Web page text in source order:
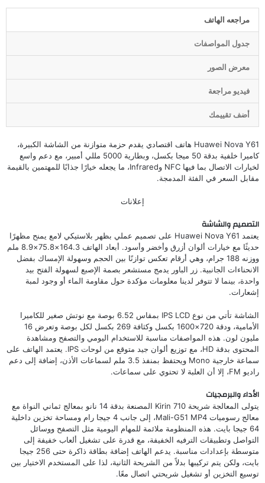
مراجعه الهاتف
جدول المواصفات
معرض الصور
فيديو مراجعة
أضف تقييمك
Huawei Nova Y61 هاتف اقتصادي يقدم حزمة متوازنة من الشاشة الكبيرة،
كاميرا خلفية بدقة 50 ميجا بكسل، وبطارية 5000 مللي أمبير، مع دعم واسع
لخيارات الاتصال بما فيها NFC وInfrared، ما يجعله خيارًا جذابًا للمهتمين بالقيمة
مقابل السعر في الفئة المدمجة.
إعلانات
التصميم والشاشة
يعتمد Huawei Nova Y61 على تصميم عملي بظهر بلاستيكي لامع يمنح مظهرًا
حديثًا مع خيارات ألوان أزرق وأخضر وأسود. أبعاد الهاتف 164.3×75.8×8.9 ملم
ووزنه 188 جرام، وهي أرقام تعكس توازنًا بين الحجم وسهولة الإمساك بفضل
الانحناءات الجانبية. زر الباور يدمج مستشعر بصمة الإصبع لسهولة الفتح بيد
واحدة، بينما لا تتوفر لدينا معلومات مؤكدة حول مقاومة الماء أو وجود لمبة
إشعارات.
الشاشة تأتي من نوع IPS LCD بمقاس 6.52 بوصة مع نوتش صغير للكاميرا
الأمامية، ودقة 720×1600 بكسل وكثافة 269 بكسل لكل بوصة وتعرض 16
مليون لون. هذه المواصفات مناسبة للاستخدام اليومي والتصفح ومشاهدة
المحتوى بدقة HD، مع توزيع ألوان جيد متوقع من لوحات IPS. يعتمد الهاتف على
سماعة خارجية Mono ويحتفظ بمنفذ 3.5 ملم لسماعات الأذن، إضافة إلى دعم
راديو FM، إلا أن العلبة لا تحتوي على سماعات.
الأداء والبرمجيات
يتولى المعالجة شريحة Kirin 710 المصنعة بدقة 14 نانو بمعالج ثماني النواة مع
معالج رسوميات Mali-G51 MP4، إلى جانب 4 جيجا رام ومساحة تخزين داخلية
64 جيجا بايت. هذه المنظومة ملائمة للمهام اليومية مثل التصفح ووسائل
التواصل وتطبيقات الترفيه الخفيفة، مع قدرة على تشغيل ألعاب خفيفة إلى
متوسطة بإعدادات مناسبة. يدعم الهاتف إضافة بطاقة ذاكرة حتى 256 جيجا
بايت، ولكن يتم تركيبها بدلاً من الشريحة الثانية، لذا على المستخدم الاختيار بين
توسيع التخزين أو تشغيل شريحتي اتصال معًا.